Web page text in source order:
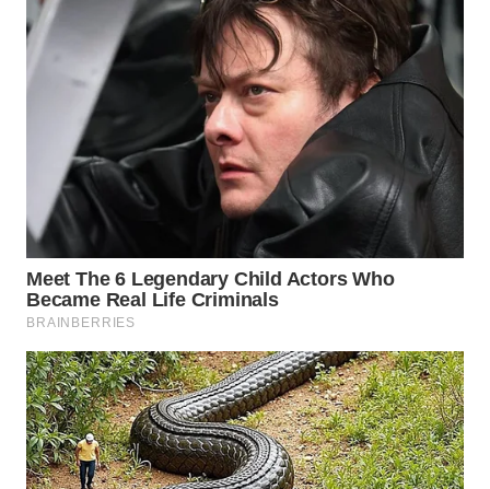
WN
INDRAMAYU
WN
KUNINGAN
WN
MAJALENGKA
WN
SUBANG
WN
SUKABUMI
WN
PURWAKARTA